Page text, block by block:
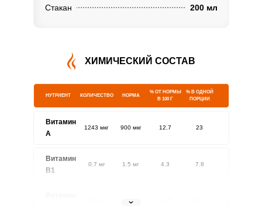
Стакан
200 мл
ХИМИЧЕСКИЙ СОСТАВ
НУТРИЕНТ КОЛИЧЕСТВО НОРМА
% ОТ НОРМЫ
В 100 Г
% В ОДНОЙ
ПОРЦИИ
Витамин
A
1243 мкг 900 мкг 12.7 23
Витамин
В1
0.7 мг 1.5 мг 4.3 7.8
1.8 мг